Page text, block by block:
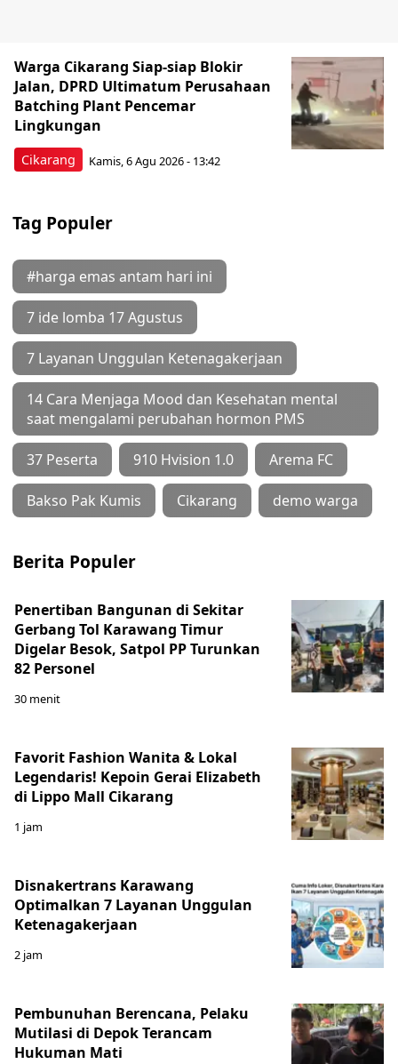
Cikarang
Warga Cikarang Siap-siap Blokir
Jalan, DPRD Ultimatum Perusahaan
Batching Plant Pencemar
Lingkungan
Kamis, 6 Agu 2026 - 13:42
Tag Populer
#harga emas antam hari ini
7 ide lomba 17 Agustus
7 Layanan Unggulan Ketenagakerjaan
14 Cara Menjaga Mood dan Kesehatan mental
saat mengalami perubahan hormon PMS
37 Peserta 910 Hvision 1.0 Arema FC
Bakso Pak Kumis Cikarang demo warga
Berita Populer
Penertiban Bangunan di Sekitar
Gerbang Tol Karawang Timur
Digelar Besok, Satpol PP Turunkan
82 Personel
30 menit
Favorit Fashion Wanita & Lokal
Legendaris! Kepoin Gerai Elizabeth
di Lippo Mall Cikarang
1 jam
Disnakertrans Karawang
Optimalkan 7 Layanan Unggulan
Ketenagakerjaan
2 jam
Pembunuhan Berencana, Pelaku
Mutilasi di Depok Terancam
Hukuman Mati